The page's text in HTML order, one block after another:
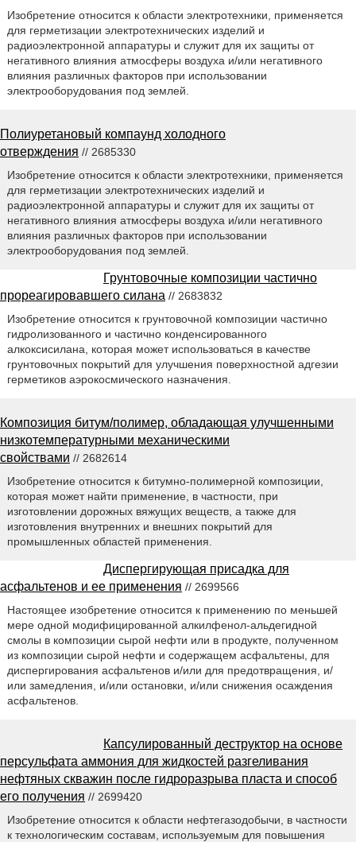
Изобретение относится к области электротехники, применяется
для герметизации электротехнических изделий и
радиоэлектронной аппаратуры и служит для их защиты от
негативного влияния атмосферы воздуха и/или негативного
влияния различных факторов при использовании
электрооборудования под землей.
Полиуретановый компаунд холодного
отверждения // 2685330
Изобретение относится к области электротехники, применяется
для герметизации электротехнических изделий и
радиоэлектронной аппаратуры и служит для их защиты от
негативного влияния атмосферы воздуха и/или негативного
влияния различных факторов при использовании
электрооборудования под землей.
Грунтовочные композиции частично
прореагировавшего силана // 2683832
Изобретение относится к грунтовочной композиции частично
гидролизованного и частично конденсированного
алкоксисилана, которая может использоваться в качестве
грунтовочных покрытий для улучшения поверхностной адгезии
герметиков аэрокосмического назначения.
Композиция битум/полимер, обладающая улучшенными
низкотемпературными механическими
свойствами // 2682614
Изобретение относится к битумно-полимерной композиции,
которая может найти применение, в частности, при
изготовлении дорожных вяжущих веществ, а также для
изготовления внутренних и внешних покрытий для
промышленных областей применения.
Диспергирующая присадка для
асфальтенов и ее применения // 2699566
Настоящее изобретение относится к применению по меньшей
мере одной модифицированной алкилфенол-альдегидной
смолы в композиции сырой нефти или в продукте, полученном
из композиции сырой нефти и содержащем асфальтены, для
диспергирования асфальтенов и/или для предотвращения, и/
или замедления, и/или остановки, и/или снижения осаждения
асфальтенов.
Капсулированный деструктор на основе
персульфата аммония для жидкостей разгеливания
нефтяных скважин после гидроразрыва пласта и способ
его получения // 2699420
Изобретение относится к области нефтегазодобычи, в частности
к технологическим составам, используемым для повышения